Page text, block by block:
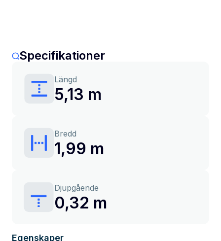
Specifikationer
Längd
5,13 m
Bredd
1,99 m
Djupgående
0,32 m
Egenskaper